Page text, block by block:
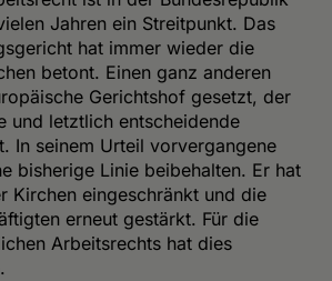
Jahren ein Streitpunkt. Das
hat immer wieder die
betont. Einen ganz anderen
Gerichtshof gesetzt, der
und letztlich entscheidende
In seinem Urteil vorvergangene
bisherige Linie beibehalten. Er hat
Kirchen eingeschränkt und die
erneut gestärkt. Für die
Arbeitsrechts hat dies